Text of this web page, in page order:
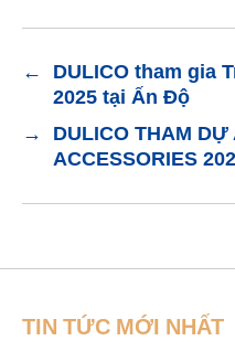
←
DULICO tham gia
2025 tại Ấn Độ
→
DULICO THAM DỰ
ACCESSORIES
TIN TỨC MỚI NHẤT